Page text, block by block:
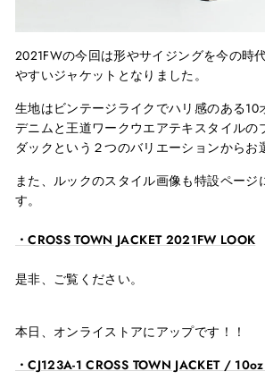
2021FWの今回は形やサイジングを今の時
やすいジャケットとなりました。
生地はビンテージライクでハリ感のある10
デニムと王道ワークウエアテキスタイルの
ダックという２つのバリエーションからお
また、ルックのスタイル画像も特設ページ
す。
・CROSS TOWN JACKET 2021FW LOOK
是非、ご覧ください。
本日、オンライストアにアップです！！
・CJ123A-1 CROSS TOWN JACKET /